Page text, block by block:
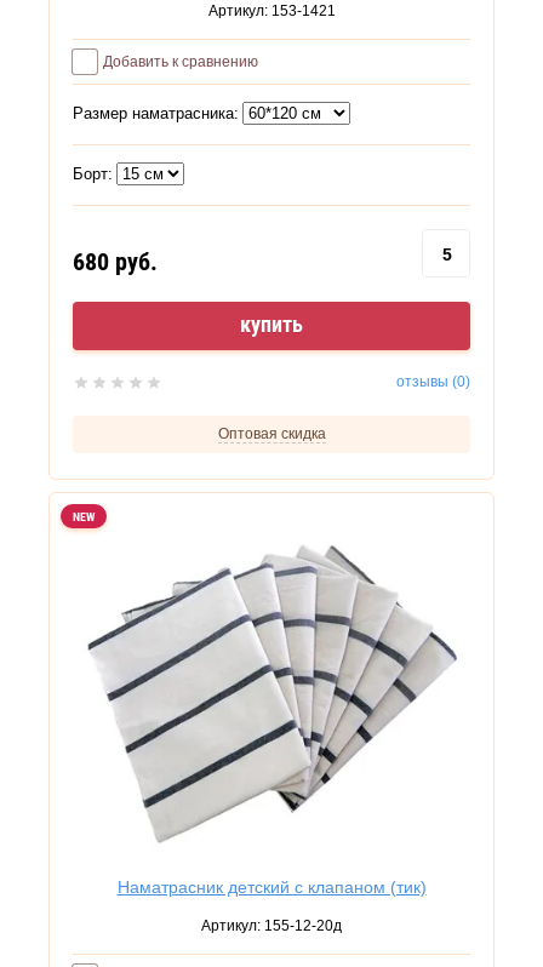
Артикул:153-1421
Добавить к сравнению
Размер наматрасника:
Борт:
680 руб.
купить
Оптовая скидка
отзывы (0)
NEW
Наматрасник детский с клапаном (тик)
Артикул: 155-12-20д